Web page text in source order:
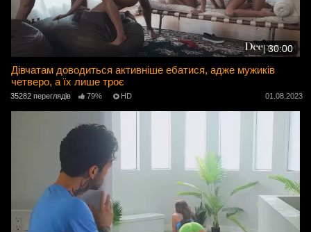
30:00
Дівчатам доводиться активніше ебатися, адже мужиків
четверо, а їх лише троє
35282 переглядів 79% HD 01.08.2023